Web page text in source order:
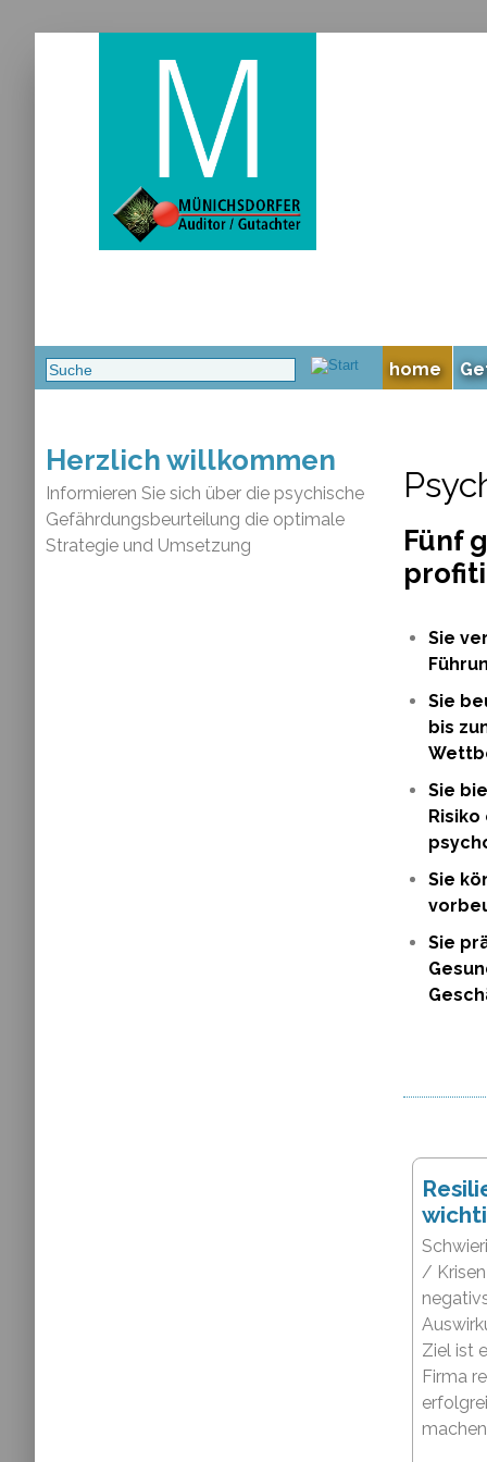
home
Herzlich willkommen
Informieren Sie sich über die psychische
Gefährdungsbeurteilung die optimale
Strategie und Umsetzung
Fünf
Sie
Sie
bis
Sie
Sie
Sie
/
Ziel ist
Firma